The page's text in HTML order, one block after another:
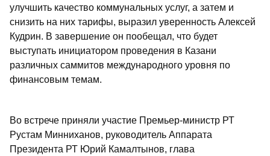
улучшить качество коммунальных услуг, а затем и
снизить на них тарифы, выразил уверенность Алексей
Кудрин. В завершение он пообещал, что будет
выступать инициатором проведения в Казани
различных саммитов международного уровня по
финансовым темам.
Во встрече приняли участие Премьер-министр РТ
Рустам Минниханов, руководитель Аппарата
Президента РТ Юрий Камалтынов, глава